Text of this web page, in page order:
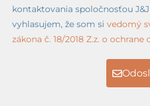
kontaktovania spoločnosťou
vyhlasujem, že som si vedomý
zákona č. 18/2018 Z.z. o ochrane